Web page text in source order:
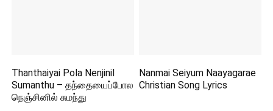
Thanthaiyai Pola Nenjinil
Sumanthu – தந்தையைப்போல
நெஞ்சினில் சுமந்து
Nanmai Seiyum Naayagarae
Christian Song Lyrics